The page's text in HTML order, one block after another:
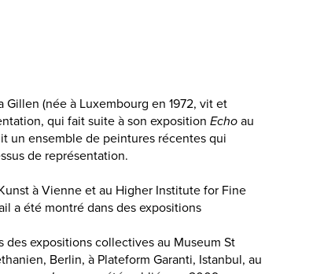
(née à Luxembourg en 1972, vit et
qui fait suite à son exposition Echo au
un ensemble de peintures récentes qui
de représentation.
à Vienne et au Higher Institute for Fine
a été montré dans des expositions
des expositions collectives au Museum St
Berlin, à Plateform Garanti, Istanbul, au